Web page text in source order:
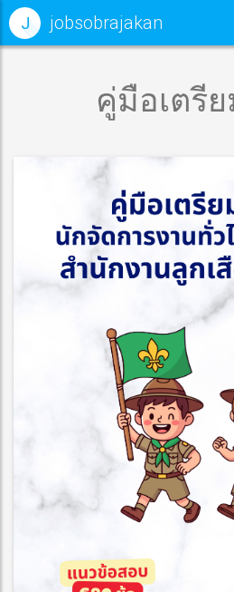
J jobsobrajakan
คู่มือเตรี